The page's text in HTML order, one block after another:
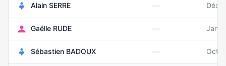
Alain SERRE —
Gaëlle RUDE —
Sébastien BADOUX —